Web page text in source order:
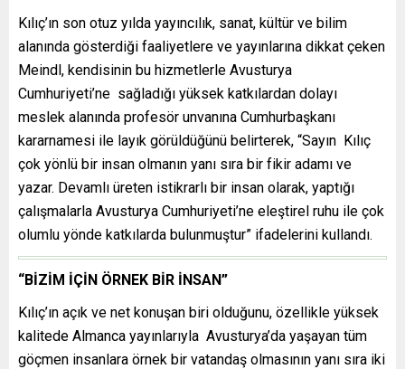
Kılıç’ın son otuz yılda yayıncılık, sanat, kültür ve bilim
alanında gösterdiği faaliyetlere ve yayınlarına dikkat çeken
Meindl, kendisinin bu hizmetlerle Avusturya
Cumhuriyeti’ne sağladığı yüksek katkılardan dolayı
meslek alanında profesör unvanına Cumhurbaşkanı
kararnamesi ile layık görüldüğünü belirterek, “Sayın Kılıç
çok yönlü bir insan olmanın yanı sıra bir fikir adamı ve
yazar. Devamlı üreten istikrarlı bir insan olarak, yaptığı
çalışmalarla Avusturya Cumhuriyeti’ne eleştirel ruhu ile çok
olumlu yönde katkılarda bulunmuştur” ifadelerini kullandı.
“BİZİM İÇİN ÖRNEK BİR İNSAN”
Kılıç’ın açık ve net konuşan biri olduğunu, özellikle yüksek
kalitede Almanca yayınlarıyla Avusturya’da yaşayan tüm
göçmen insanlara örnek bir vatandaş olmasının yanı sıra iki